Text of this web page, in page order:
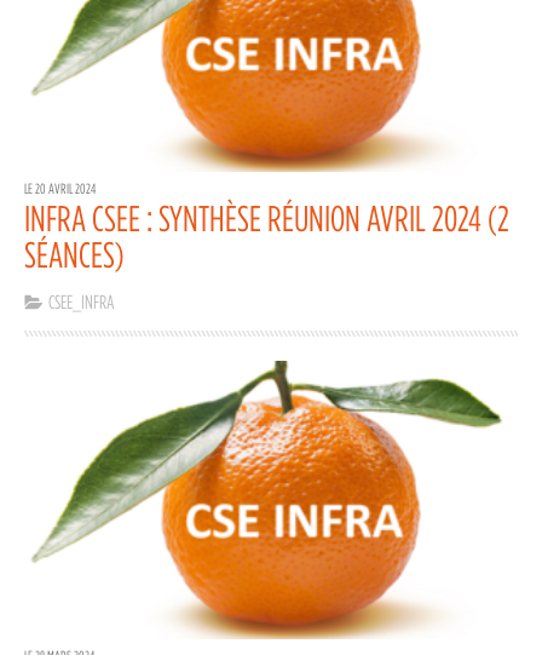
LE 20 AVRIL 2024
INFRA CSEE : SYNTHÈSE RÉUNION AVRIL 2024 (2
SÉANCES)
CSEE_INFRA